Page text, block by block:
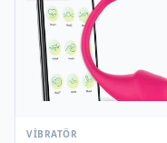
VIBRATÖR